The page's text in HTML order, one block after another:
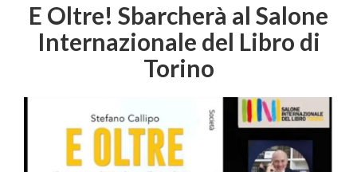
E Oltre! Sbarcherà al Salone
Internazionale del Libro di
Torino